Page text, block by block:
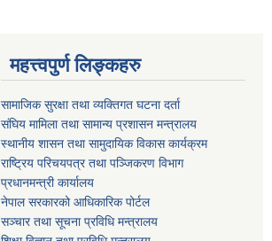
महत्त्वपुर्ण लिङ्कहरु
सामाजिक सुरक्षा तथा व्यक्तिगत घटना दर्ता
संघिय मामिला तथा सामान्य प्रशासन मन्त्रालय
स्थानीय शासन तथा सामुदायिक विकास कार्यक्रम
राष्ट्रिय परिचयपत्र तथा पञ्जिकरण विभाग
प्रधानमन्त्री कार्यालय
नेपाल सरकारको आधिकारिक पोर्टल
सञ्‍चार तथा सूचना प्रविधि मन्त्रालय